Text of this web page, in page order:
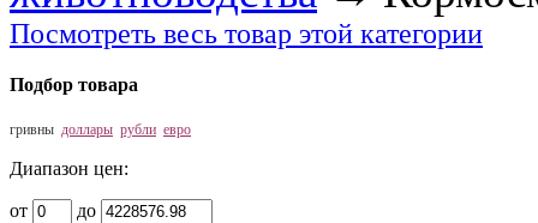
Посмотреть весь товар этой категории
Подбор товара
гривны доллары рубли евро
Диапазон цен:
от
до